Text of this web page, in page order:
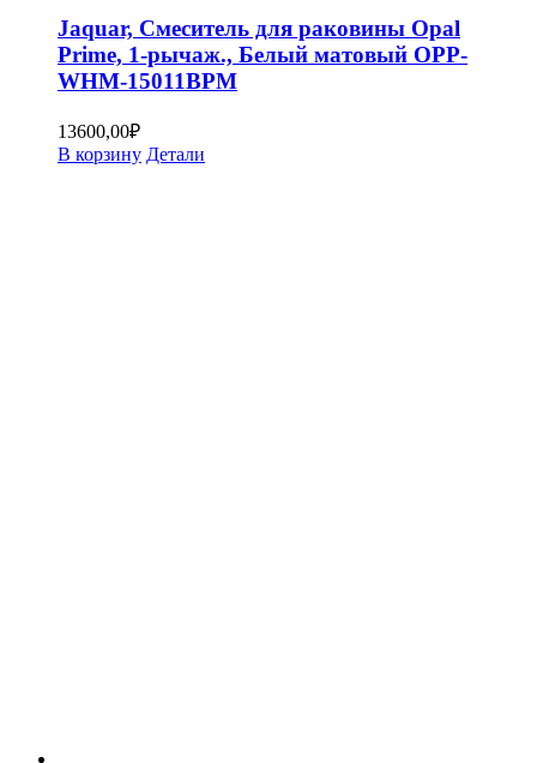
Jaquar, Смеситель для раковины Opal
Prime, 1-рычаж., Белый матовый OPP-
WHM-15011BPM
13600,00₽
В корзину Детали